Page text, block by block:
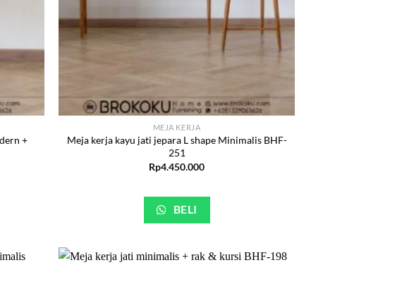
+
MEJA KERJA
Meja kerja kayu jati jepara L shape Minimalis BHF-
251
Rp4.450.000
BELI